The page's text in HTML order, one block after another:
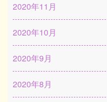
2020年11月
2020年10月
2020年9月
2020年8月